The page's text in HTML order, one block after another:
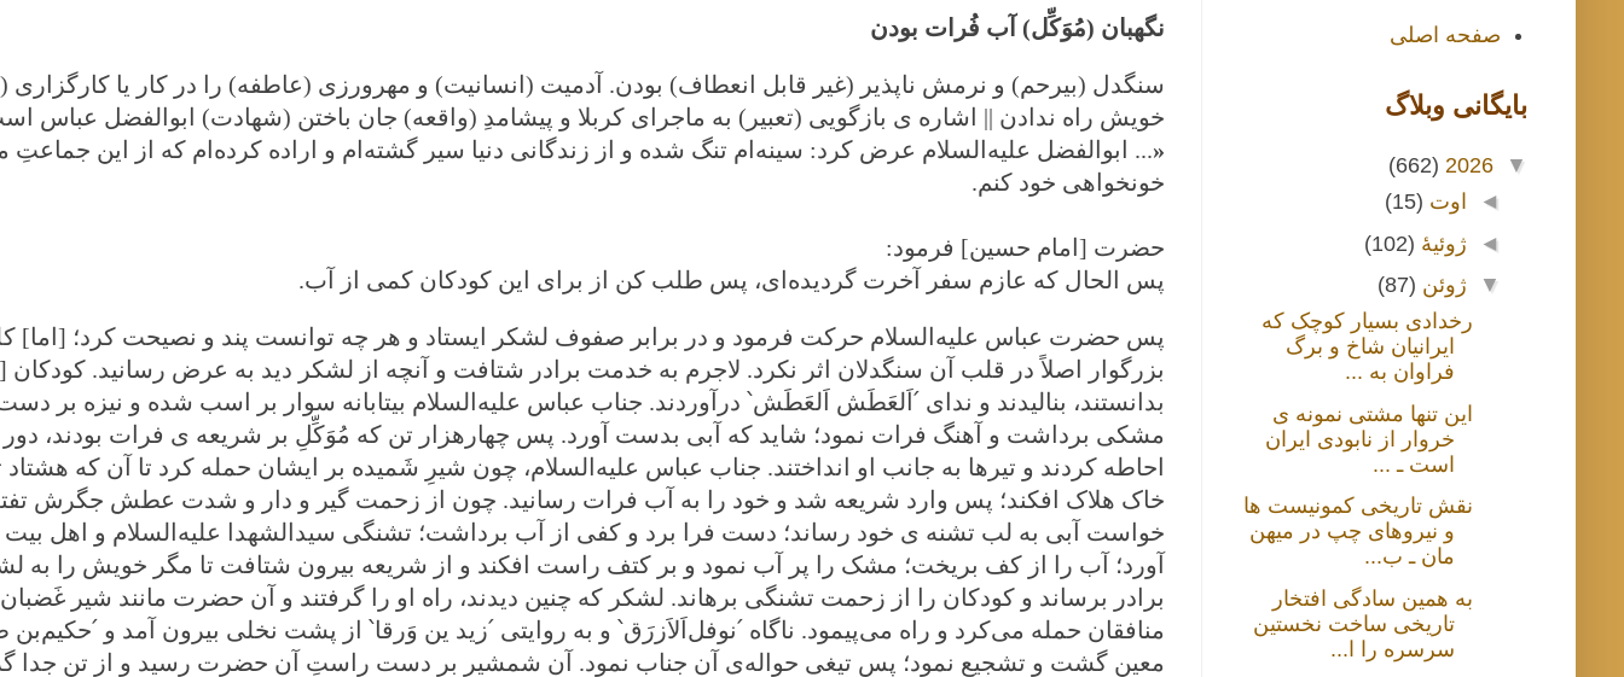
نگهبان (مُوَکِّل) آب فُرات بودن
سنگدل (بیرحم) و نرمش ناپذیر (غیر قابل انعطاف) بودن. آدمیت (انسانیت) و مهرورزی (عاطفه) را در کار یا کارگزاری
خویش راه ندادن || اشاره‌ ی بازگویی (تعبیر) به ماجرای کربلا و پیشامدِ (واقعه) جان باختن (شهادت) ابوالفضل‌ عباس
«... ابوالفضل علیه‌السلام عرض کرد: سینه‌ام تنگ شده و از زندگانی دنیا سیر گشته‌ام و اراده کرده‌ام که از این جماعتِ
خونخواهی خود کنم.
حضرت [امام حسین] فرمود:
پس الحال که عازم سفر آخرت گردیده‌ای، پس طلب کن از برای این کودکان کمی از آب.
پس حضرت عباس علیه‌السلام حرکت فرمود و در برابر صفوف لشکر ایستاد و هر چه توانست پند و نصیحت کرد؛ [اما]
بزرگوار اصلاً در قلب آن سنگدلان اثر نکرد. لاجرم به خدمت برادر شتافت و آنچه از لشکر دید به عرض رسانید. کودکان
بدانستند، بنالیدند و ندای ՛اَلعَطَش اَلعَطَش՝ درآوردند. جناب عباس علیه‌السلام بیتابانه سوار بر اسب شده و نیزه بر
مشکی برداشت و آهنگ فرات نمود؛ شاید که آبی بدست آورد. پس چهارهزار تن که مُوَکِّلِ بر شریعه ‌ی فرات بودند، دور
احاطه کردند و تیرها به جانب او انداختند. جناب عباس علیه‌السلام، چون شیرِ شَمیده بر ایشان حمله کرد تا آن که هشتاد
خاک هلاک افکند؛ پس وارد شریعه شد و خود را به آب فرات رسانید. چون از زحمت گیر و دار و شدت عطش جگرش
خواست آبی به لب تشنه ‌ی خود رساند؛ دست فرا برد و کفی از آب برداشت؛ تشنگی سیدالشهدا علیه‌السلام و اهل بیت
آورد؛ آب را از کف بریخت؛ مشک را پر آب نمود و بر کتف راست افکند و از شریعه بیرون شتافت تا مگر خویش را به
برادر برساند و کودکان را از زحمت تشنگی برهاند. لشکر که چنین دیدند، راه او را گرفتند و آن حضرت مانند شیر
منافقان حمله می‌کرد و راه می‌پیمود. ناگاه ՛نوفل‌اَلاَزرَق՝ و به روایتی ՛زید ین‌ وَرقا՝ از پشت نخلی بیرون آمد و ՛حکیم‌بن
معین گشت و تشجیع نمود؛ پس تیغی حواله‌ی آن جناب نمود. آن شمشیر بر دست راستِ آن حضرت رسید و از تن جدا
صفحه اصلی
بايگانی وبلاگ
▼
2026
(662)
◄
اوت (15)
◄ ژوئیهٔ (102)
▼ ژوئن (87)
رخدادی بسیار کوچک که
ایرانیان شاخ و برگ
فراوان به ...
این تنها مشتی نمونه ی
خروار از نابودی ایران
است ـ ...
نقش تاریخی کمونیست ها
و نیروهای چپ در میهن
مان ـ ب...
به همین سادگی افتخار
تاریخی ساخت نخستین
سرسره را ا...